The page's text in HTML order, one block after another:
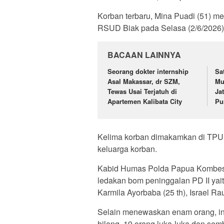
Korban terbaru, Mina Puadi (51)
RSUD Biak pada Selasa (2/6/
BACAAN LAINNYA
Seorang dokter internship
Asal Makassar, dr SZM,
Tewas Usai Terjatuh di
Apartemen Kalibata City
Kelima korban dimakamkan di
keluarga korban.
Kabid Humas Polda Papua
ledakan bom peninggalan PD II
Karmila Ayorbaba (25 th), Israel
Selain menewaskan enam orang,